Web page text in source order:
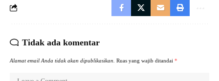
Tidak ada komentar
Alamat email Anda tidak akan dipublikasikan. Ruas yang wajib ditandai *